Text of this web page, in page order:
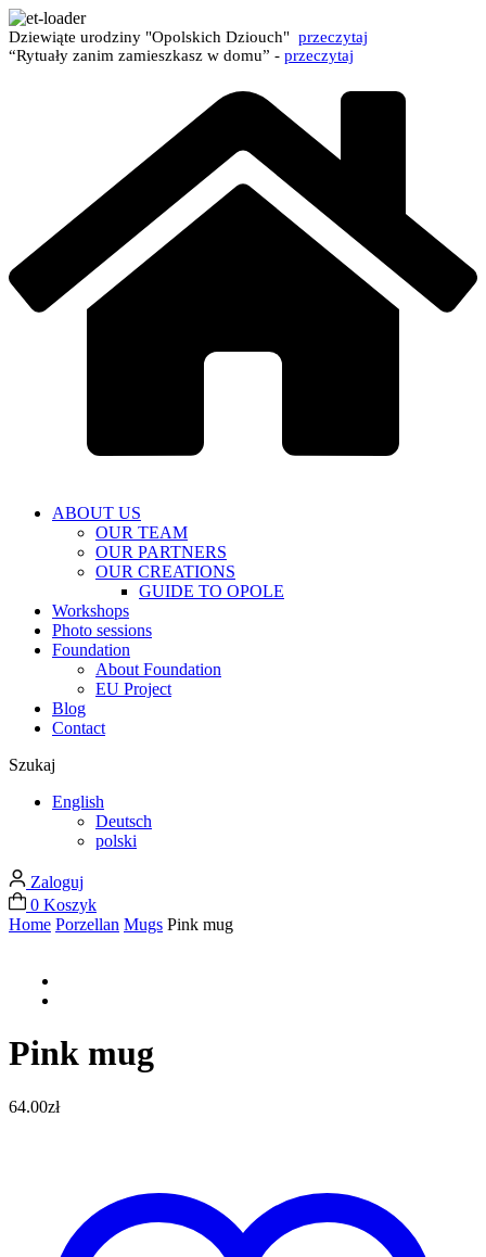
Dziewiąte urodziny "Opolskich Dziouch" przeczytaj
“Rytuały zanim zamieszkasz w domu” - przeczytaj
ABOUT US
OUR TEAM
OUR PARTNERS
OUR CREATIONS
GUIDE TO OPOLE
Workshops
Photo sessions
Foundation
About Foundation
EU Project
Blog
Contact
Szukaj
English
Deutsch
polski
Zaloguj
0 Koszyk
Home Porzellan Mugs Pink mug
Pink mug
64.00zł